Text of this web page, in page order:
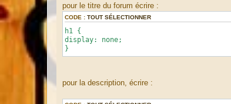
pour le titre du forum écrire :
CODE : TOUT SÉLECTIONNER
h1 {
display: none;
}
pour la description, écrire :